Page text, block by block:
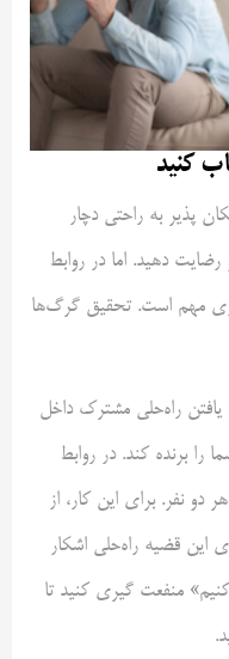
پذیر به ‌راحتی دچار
دهید. اما در روابط
مهم است. تحقیق گرگ‌ها
راه‌حلی مشترک داخل
را برنده کند. در روابط
نفر. برای این کار، از
این قضیه راه‌حلی اشکار
کنیم» منفعت گیری کنید تا